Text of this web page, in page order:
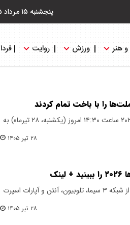
پنجشنبه ۱۵ مرداد ۱۴۰۵
هنر ورزش روایت فردا
را با باخت تمام کردند
تیم ملی والیبال ایران در آخرین مسابقه خود از لیگ ملت‌های ۲۰۲۶ ساعت ۱۴:۳۰ امروز (یکشنبه، ۲۸ تیرماه) به
۲۸ تیر ۱۴۰۵
بازی والیبال ایران ترکیه ساعت ۱۴:۳۰ امروز یکشنبه ۲۸ تیر ۱۴۰۵ از شبکه ۳ سیما، تلوبیون، آنتن و آپارات اسپرت
۲۸ تیر ۱۴۰۵